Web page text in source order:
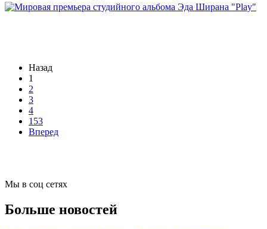
Назад
1
2
3
4
153
Вперед
Мы в соц сетях
Больше новостей